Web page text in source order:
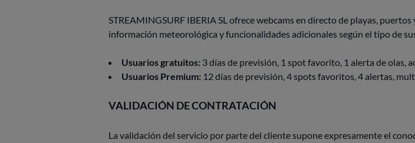
STREAMINGSURF IBERIA SL ofrece webcams en directo de playas,
información meteorológica y funcionalidades adicionales según el tipo de
Usuarios gratuitos: 3 días de previsión, 1 spot favorito, 1 alerta de olas,
Usuarios Premium: 12 días de previsión, 4 spots favoritos, 4 alertas,
VALIDACIÓN DE CONTRATACIÓN
La validación del servicio por parte del cliente supone expresamente el